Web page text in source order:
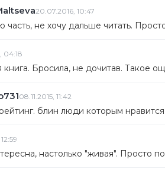
20.07.2016, 10:47
часть, не хочу дальше читать.
04:18
Бросила, не дочитав. Такое
08.11.2015, 11:42
блин люди которым
настолько "живая". Просто